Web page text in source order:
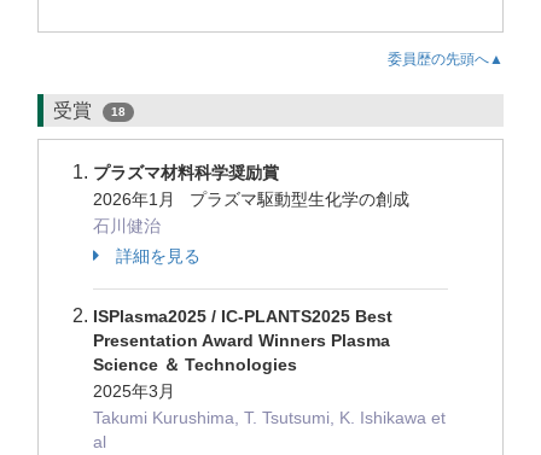
委員歴の先頭へ▲
受賞 18
プラズマ材料科学奨励賞
2026年1月 プラズマ駆動型生化学の創成
石川健治
詳細を見る
ISPlasma2025 / IC-PLANTS2025 Best
Presentation Award Winners Plasma
Science ＆ Technologies
2025年3月
Takumi Kurushima, T. Tsutsumi, K. Ishikawa et
al